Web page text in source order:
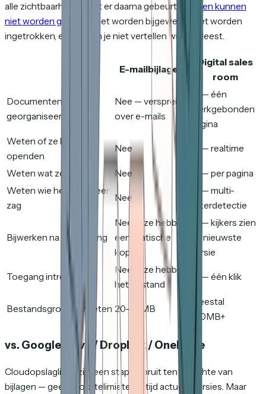
alle zichtbaarheid in wat er daarna gebeurt.
Bijlagen kunnen
niet worden gevolgd
, niet worden bijgewerkt, niet worden
ingetrokken, en kunnen je niet vertellen wie wat leest.
E-mailbijlagen
Digital sales
room
Documenten
georganiseerd
Nee — verspreid
over e-mails
Ja — één
merkgebonden
pagina
Weten of ze het
openden
Nee Ja — realtime
Weten wat ze lazen Nee
Ja — per pagina
Weten wie het nog meer
zag
Nee
Ja — multi-
kijkerdetectie
Bijwerken na verzending
Nee — ze hebben
een statische
kopie
Ja — kijkers zien
de nieuwste
versie
Toegang intrekken
Nee — ze hebben
het bestand
Ja — één klik
Bestandsgroottelimieten 20–25MB
Meestal
100MB+
vs. Google Drive / Dropbox / OneDrive
Cloudopslaglinks zijn een stap vooruit ten opzichte van
bijlagen — geen groottelimieten, altijd actuele versies. Maar